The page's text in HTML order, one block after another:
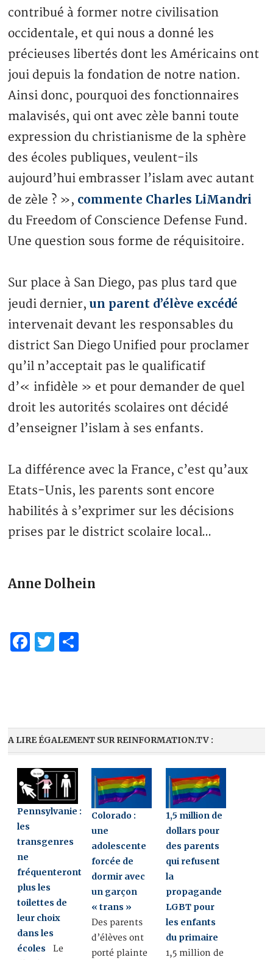
contribué à former notre civilisation
occidentale, et qui nous a donné les
précieuses libertés dont les Américains ont
joui depuis la fondation de notre nation.
Ainsi donc, pourquoi des fonctionnaires
malavisés, qui ont avec zèle banni toute
expression du christianisme de la sphère
des écoles publiques, veulent-ils
aujourd’hui embrasser l’islam avec autant
de zèle ? », commente Charles LiMandri
du Freedom of Conscience Defense Fund.
Une question sous forme de réquisitoire.
Sur place à San Diego, pas plus tard que
jeudi dernier,un parent d’élève excédé
intervenait devant les responsables du
district San Diego Unified pour proclamer
qu’il n’acceptait pas le qualificatif
d’« infidèle » et pour demander de quel
droit les autorités scolaires ont décidé
d’enseigner l’islam à ses enfants.
La différence avec la France, c’est qu’aux
Etats-Unis, les parents sont encore
habilités à s’exprimer sur les décisions
prises par le district scolaire local…
Anne Dolhein
Facebook
Twitter
A LIRE ÉGALEMENT SUR REINFORMATION.TV :
Pennsylvanie :
les
transgenres
ne
fréquenteront
plus les
toilettes de
leur choix
dans les
écoles Le
Colorado :
une
adolescente
forcée de
dormir avec
un garçon
« trans »
Des parents
d’élèves ont
porté plainte
1,5 million de
dollars pour
des parents
qui refusent
la
propagande
LGBT pour
les enfants
du primaire
1,5 million de